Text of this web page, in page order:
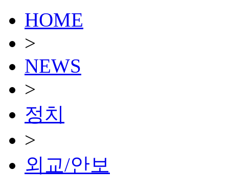
HOME
>
NEWS
>
정치
>
외교/안보